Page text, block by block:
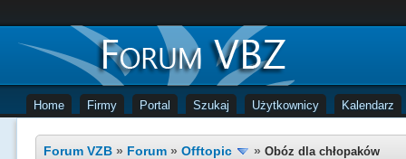
Home Firmy Portal Szukaj Użytkownicy Kalendarz
Forum VZB » Forum »Offtopic »Obóz dla chłopaków